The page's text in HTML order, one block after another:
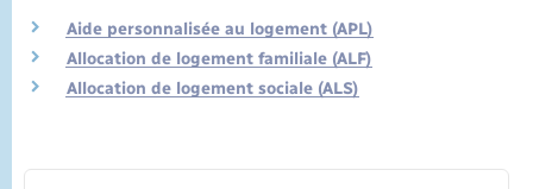
Aide personnalisée au logement (APL)
Allocation de logement familiale (ALF)
Allocation de logement sociale (ALS)